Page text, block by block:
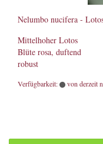
Nelumbo nucifera -
Mittelhoher Lotos
Blüte rosa, duftend
robust
Verfügbarkeit: von derzeit